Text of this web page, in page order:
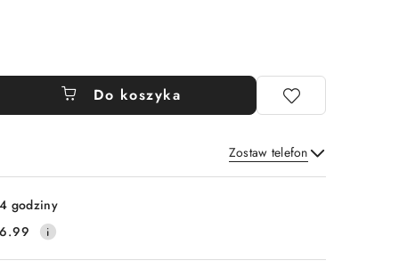
Do koszyka
Zostaw telefon
Wyślij
godziny